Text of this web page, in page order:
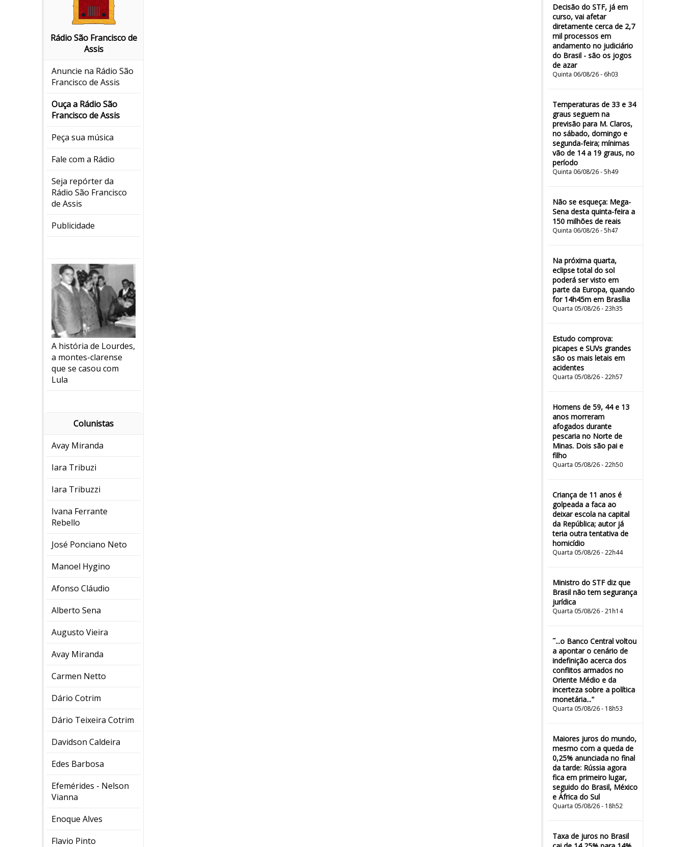
Rádio São Francisco de
Assis
Anuncie na Rádio São
Francisco de Assis
Ouça a Rádio São
Francisco de Assis
Peça sua música
Fale com a Rádio
Seja repórter da
Rádio São Francisco
de Assis
Publicidade
A história de Lourdes,
a montes-clarense
que se casou com
Lula
Colunistas
Avay Miranda
Iara Tribuzi
Iara Tribuzzi
Ivana Ferrante
Rebello
José Ponciano Neto
Manoel Hygino
Afonso Cláudio
Alberto Sena
Augusto Vieira
Avay Miranda
Carmen Netto
Dário Cotrim
Dário Teixeira Cotrim
Davidson Caldeira
Edes Barbosa
Efemérides - Nelson
Vianna
Enoque Alves
Flavio Pinto
Decisão do STF, já em
curso, vai afetar
diretamente cerca de 2,7
mil processos em
andamento no judiciário
do Brasil - são os jogos
de azar
Quinta 06/08/26 - 6h03
Temperaturas de 33 e 34
graus seguem na
previsão para M. Claros,
no sábado, domingo e
segunda-feira; mínimas
vão de 14 a 19 graus, no
período
Quinta 06/08/26 - 5h49
Não se esqueça: Mega-
Sena desta quinta-feira a
150 milhões de reais
Quinta 06/08/26 - 5h47
Na próxima quarta,
eclipse total do sol
poderá ser visto em
parte da Europa, quando
for 14h45m em Brasília
Quarta 05/08/26 - 23h35
Estudo comprova:
picapes e SUVs grandes
são os mais letais em
acidentes
Quarta 05/08/26 - 22h57
Homens de 59, 44 e 13
anos morreram
afogados durante
pescaria no Norte de
Minas. Dois são pai e
filho
Quarta 05/08/26 - 22h50
Criança de 11 anos é
golpeada a faca ao
deixar escola na capital
da República; autor já
teria outra tentativa de
homicídio
Quarta 05/08/26 - 22h44
Ministro do STF diz que
Brasil não tem segurança
jurídica
Quarta 05/08/26 - 21h14
˜...o Banco Central voltou
a apontar o cenário de
indefinição acerca dos
conflitos armados no
Oriente Médio e da
incerteza sobre a política
monetária..."
Quarta 05/08/26 - 18h53
Maiores juros do mundo,
mesmo com a queda de
0,25% anunciada no final
da tarde: Rússia agora
fica em primeiro lugar,
seguido do Brasil, México
e África do Sul
Quarta 05/08/26 - 18h52
Taxa de juros no Brasil